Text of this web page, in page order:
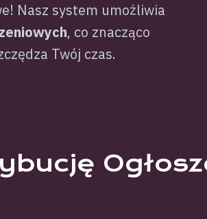
Nasz system umożliwia
, co znacząco
Twój czas.